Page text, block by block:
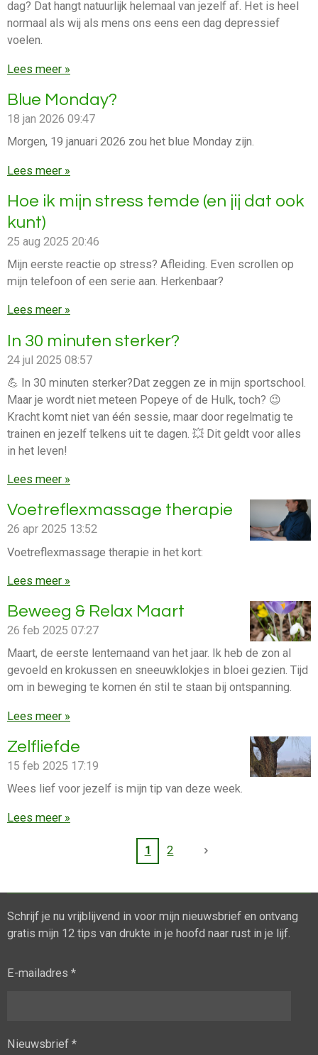
dag? Dat hangt natuurlijk helemaal van jezelf af. Het is heel
normaal als wij als mens ons eens een dag depressief
voelen.
Lees meer »
Blue Monday?
18 jan 2026 09:47
Morgen, 19 januari 2026 zou het blue Monday zijn.
Lees meer »
Hoe ik mijn stress temde (en jij dat ook
kunt)
25 aug 2025 20:46
Mijn eerste reactie op stress? Afleiding. Even scrollen op
mijn telefoon of een serie aan. Herkenbaar?
Lees meer »
In 30 minuten sterker?
24 jul 2025 08:57
💪 In 30 minuten sterker?Dat zeggen ze in mijn sportschool.
Maar je wordt niet meteen Popeye of de Hulk, toch? 😉
Kracht komt niet van één sessie, maar door regelmatig te
trainen en jezelf telkens uit te dagen. 💥 Dit geldt voor alles
in het leven!
Lees meer »
Voetreflexmassage therapie
26 apr 2025 13:52
Voetreflexmassage therapie in het kort:
Lees meer »
Beweeg & Relax Maart
26 feb 2025 07:27
Maart, de eerste lentemaand van het jaar. Ik heb de zon al
gevoeld en krokussen en sneeuwklokjes in bloei gezien. Tijd
om in beweging te komen én stil te staan bij ontspanning.
Lees meer »
Zelfliefde
15 feb 2025 17:19
Wees lief voor jezelf is mijn tip van deze week.
Lees meer »
1 2
Schrijf je nu vrijblijvend in voor mijn nieuwsbrief en ontvang
gratis mijn 12 tips van drukte in je hoofd naar rust in je lijf.
E-mailadres *
Nieuwsbrief *